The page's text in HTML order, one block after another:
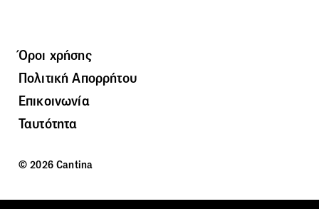
Όροι χρήσης
Πολιτική Απορρήτου
Επικοινωνία
Ταυτότητα
© 2026 Cantina